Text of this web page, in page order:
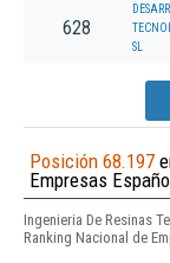
628
SL
Posición 68.197
Empresas
Ingenieria De Resinas
Ranking Nacional de